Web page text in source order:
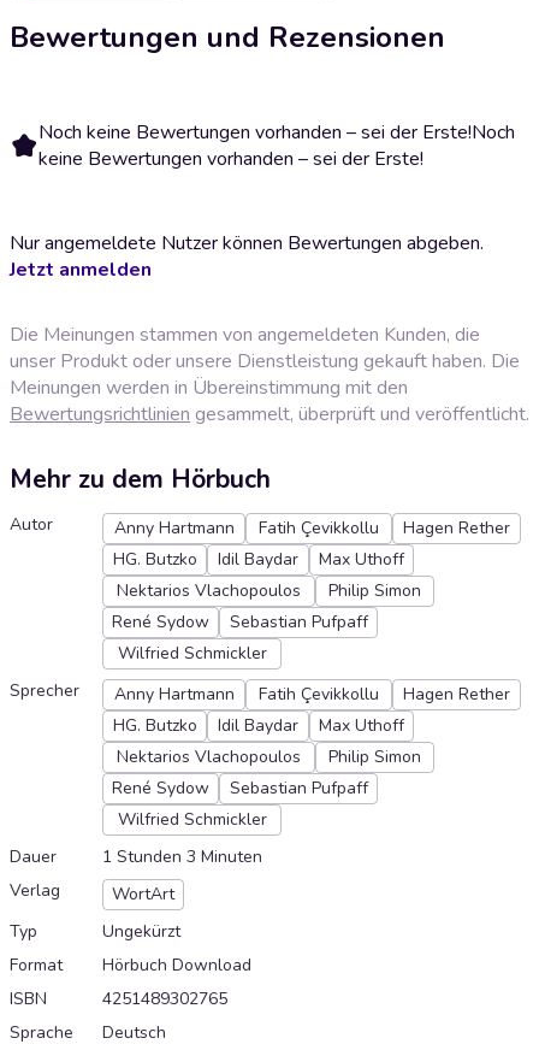
Bewertungen und Rezensionen
Noch keine Bewertungen vorhanden – sei der Erste!Noch
keine Bewertungen vorhanden – sei der Erste!
Nur angemeldete Nutzer können Bewertungen abgeben.
Jetzt anmelden
Die Meinungen stammen von angemeldeten Kunden, die
unser Produkt oder unsere Dienstleistung gekauft haben. Die
Meinungen werden in Übereinstimmung mit den
Bewertungsrichtlinien gesammelt, überprüft und veröffentlicht.
Mehr zu dem Hörbuch
Autor Anny Hartmann Fatih Çevikkollu
Hagen Rether
HG. Butzko
Idil Baydar
Max Uthoff
Nektarios Vlachopoulos
Philip Simon
René Sydow
Sebastian Pufpaff
Wilfried Schmickler
Sprecher
Anny Hartmann Fatih Çevikkollu
Hagen Rether
HG. Butzko
Idil Baydar
Max Uthoff
Nektarios Vlachopoulos
Philip Simon
René Sydow
Sebastian Pufpaff
Wilfried Schmickler
Dauer
1 Stunden 3 Minuten
Verlag
WortArt
Typ
Ungekürzt
Format
Hörbuch Download
ISBN
4251489302765
Sprache
Deutsch